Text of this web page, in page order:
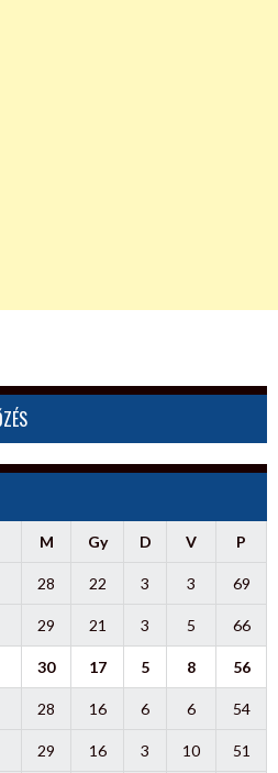
M Gy D V P
28 22 3 3 69
29 21 3 5 66
30 17 5 8 56
28 16 6 6 54
29 16 3 10 51